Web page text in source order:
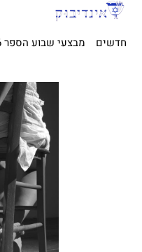
חדשים מבצעי שבוע הספר 2026